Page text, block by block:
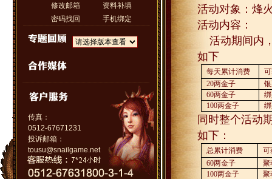
修改邮箱
资料补填
密码找回
手机绑定
传真：
0512-67671231
投诉邮箱：
tousu@snailgame.net
活动对象：烽
活动内容：
活动期间内
如下
每天累计消费
20两金子
60两金子
100两金子
同时整个活动
如下：
总累计消费
可
60两金子
聚
100两金子
聚